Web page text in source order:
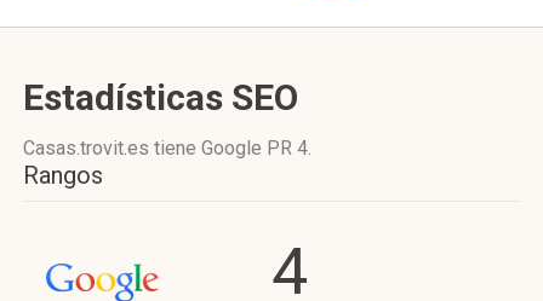
Estadísticas SEO
Casas.trovit.es tiene Google PR 4.
Rangos
4